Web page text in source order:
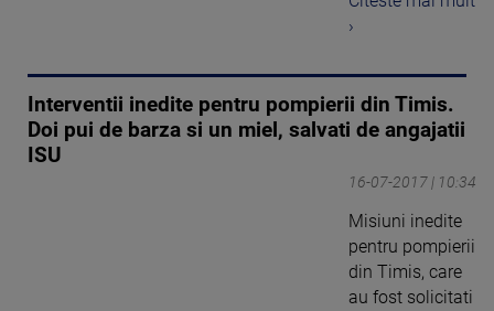
›
Interventii inedite pentru pompierii din Timis.
Doi pui de barza si un miel, salvati de angajatii
ISU
16-07-2017 | 10:34
Misiuni inedite
pentru pompierii
din Timis, care
au fost solicitati